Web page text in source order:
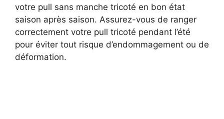
votre pull sans manche tricoté en bon état
saison après saison. Assurez-vous de ranger
correctement votre pull tricoté pendant l’été
pour éviter tout risque d’endommagement ou de
déformation.